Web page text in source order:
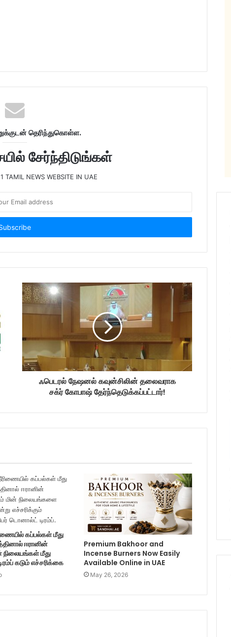
தெரிந்துகொள்ள.
சேர்ந்திடுங்கள்
TAMIL NEWS WEBSITE IN UAE
ஃபெடரல் நேஷனல் கவுன்சிலின் தலைவராக
சக்ர் கோபாஷ் தேர்ந்தெடுக்கப்பட்டார்!
கப்பல்கள் மீது
ஈரானின்
நிலையங்கள் மீது
கடும் எச்சரிக்கை
Premium Bakhoor and
Incense Burners Now Easily
Available Online in UAE
May 26, 2026